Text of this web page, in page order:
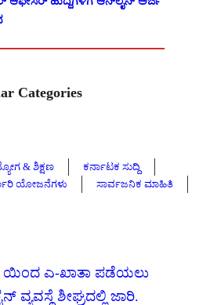
Categories
& ಶಿಕ್ಷಣ
ಕರ್ನಾಟಕ ಸುದ್ದಿ
ಯೋಜನೆಗಳು
ಸಾರ್ವಜನಿಕ ಮಾಹಿತಿ
ಯಿಂದ ಎ-ಖಾತಾ ಪಡೆಯಲು
ಶೀಘ್ರದಲ್ಲಿ ಜಾರಿ.